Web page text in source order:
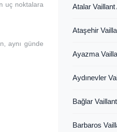
uç noktalara
aynı günde
Atalar
Ataşehir
Ayazma
Aydınevler
Bağlar
Barbaros